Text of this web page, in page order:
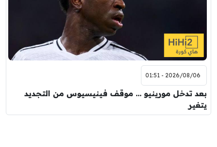
2026/08/06 - 01:51
بعد تدخل مورينيو … موقف فينيسيوس من التجديد
يتغير